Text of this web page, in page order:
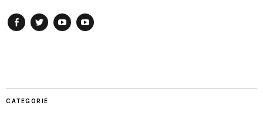
CATEGORIE